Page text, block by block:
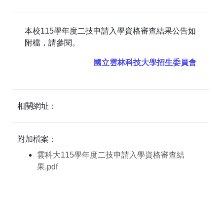
本校115學年度二技申請入學資格審查結果公告如
附檔，請參閱。
國立雲林科技大學招生委員會
相關網址：
附加檔案：
雲科大115學年度二技申請入學資格審查結
果.pdf